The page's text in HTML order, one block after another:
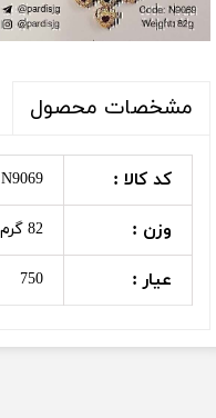
مشخصات محصول
کد کالا : N9069
وزن : 82 گرم
عیار : 750